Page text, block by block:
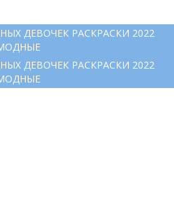
ДЕВОЧЕК РАСКРАСКИ 2022
ДЕВОЧЕК РАСКРАСКИ 2022